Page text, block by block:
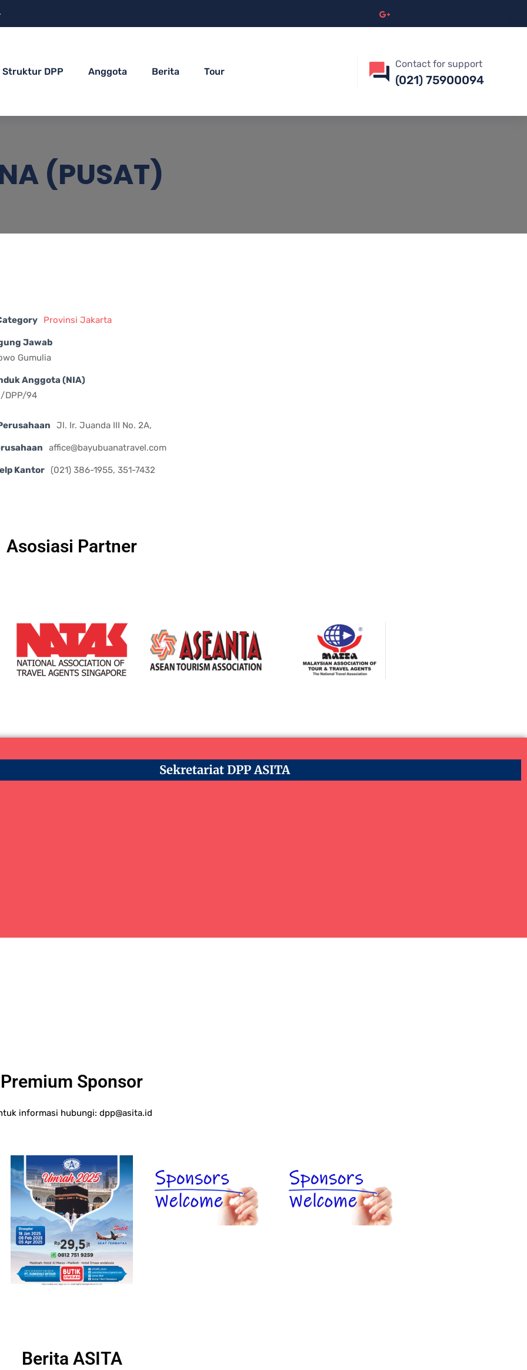
Struktur DPP Anggota Berita Tour
Contact for support
(021) 75900094
(PUSAT)
Provinsi Jakarta
Jawab
Gumulia
Anggota (NIA)
DPP/94
Jl. Ir. Juanda III No. 2A,
affice@bayubuanatravel.com
Kantor (021) 386-1955, 351-7432
Asosiasi Partner
Sekretariat DPP ASITA
Premium Sponsor
informasi hubungi: dpp@asita.id
Berita ASITA